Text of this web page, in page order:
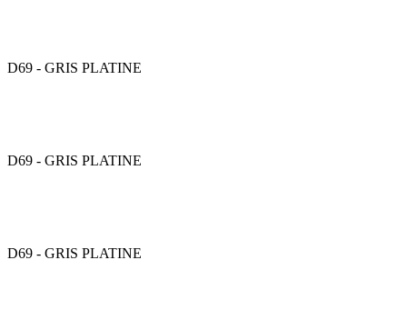
D69 - GRIS PLATINE
D69 - GRIS PLATINE
D69 - GRIS PLATINE